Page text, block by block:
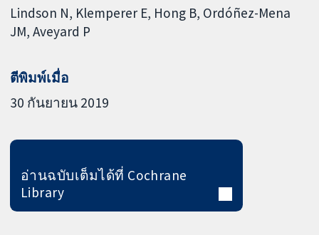
Lindson N Klemperer E Hong B Ordóñez-Mena
JM Aveyard P
ตีพิมพ์เมื่อ
30 กันยายน 2019
อ่านฉบับเต็มได้ที่ Cochrane
Library